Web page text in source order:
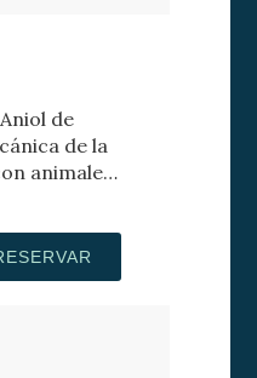
de
de la
animales